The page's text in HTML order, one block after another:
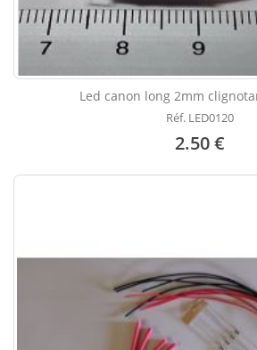
Led canon long 2mm
Réf. LED0120
2.50 €